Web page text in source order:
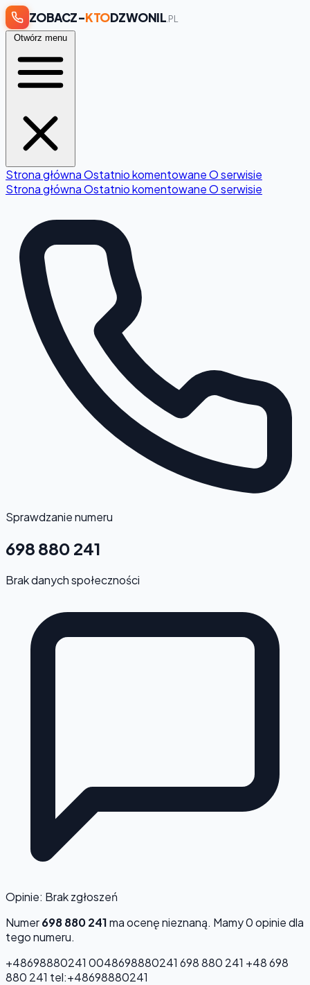
ZOBACZ-KTODZWONIL .PL
Otwórz menu
Strona głównaOstatnio komentowaneO serwisie
Strona głównaOstatnio komentowaneO serwisie
Sprawdzanie numeru
698 880 241
Brak danych społeczności
Opinie: Brak zgłoszeń
Numer698 880 241ma ocenęnieznaną. Mamy 0 opinie dla
tego numeru.
+48698880241 0048698880241 698 880 241 +48 698
880 241 tel:+48698880241